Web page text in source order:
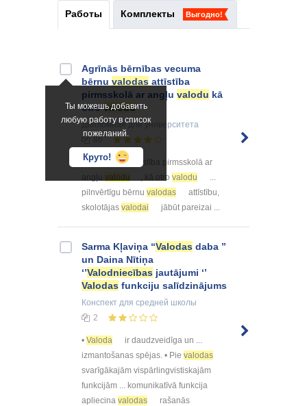
Работы Комплекты Выгодно!
Ты можешь добавить
любую работу в список
пожеланий.
Круто!
Agrīnās bērnības vecuma
bērnu valodas attīstība
pirmsskolā ar angļu valodu kā
otrovalodu
Дипломнаядля университета
...valodas
attīstība pirmsskolā ar
angļu
valodu , kā otro valodu
...
pilnvērtīgu bērnu valodas
attīstību,
skolotājas valodai jābūt pareizai ...
Sarma Kļaviņa “Valodas daba ”
un Daina Nītiņa
‘’Valodniecības jautājumi ‘’
Valodas funkciju salīdzinājums
Конспект для средней школы
2
• Valoda
ir daudzveidīga un ...
izmantošanas spējas. • Pie valodas
svarīgākajām vispārlingvistiskajām
funkcijām ... komunikatīvā funkcija
apliecina valodas
rašanās